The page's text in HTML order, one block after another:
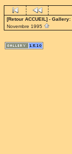
[Retour ACCUEIL] - Gallery:
Novembre 1995